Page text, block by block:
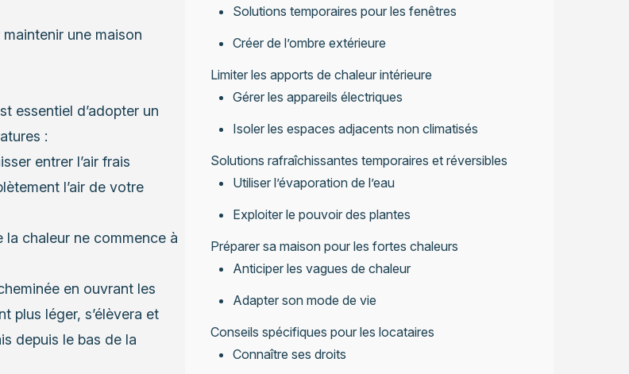
une maison
essentiel d’adopter un
:
entrer l’air frais
l’air de votre
chaleur ne commence à
en ouvrant les
plus léger, s’élèvera et
depuis le bas de la
Solutions temporaires pour les fenêtres
Créer de l’ombre extérieure
Limiter les apports de chaleur intérieure
Gérer les appareils électriques
Isoler les espaces adjacents non climatisés
Solutions rafraîchissantes temporaires et réversibles
Utiliser l’évaporation de l’eau
Exploiter le pouvoir des plantes
Préparer sa maison pour les fortes chaleurs
Anticiper les vagues de chaleur
Adapter son mode de vie
Conseils spécifiques pour les locataires
Connaître ses droits